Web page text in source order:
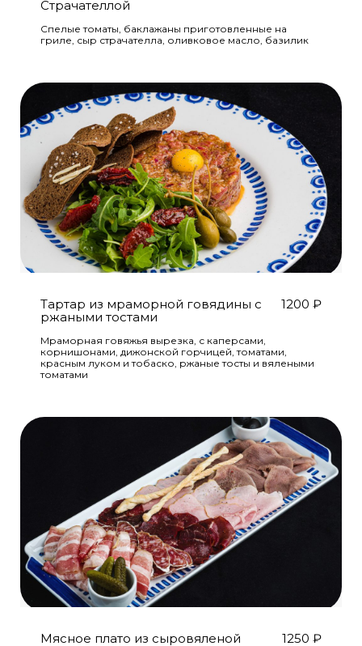
Страчателлой
Спелые томаты, баклажаны приготовленные на
гриле, сыр страчателла, оливковое масло, базилик
Тартар из мраморной говядины с
ржаными тостами
1200 ₽
Мраморная говяжья вырезка, с каперсами,
корнишонами, дижонской горчицей, томатами,
красным луком и тобаско, ржаные тосты и вялеными
томатами
Мясное плато из сыровяленой
1250 ₽